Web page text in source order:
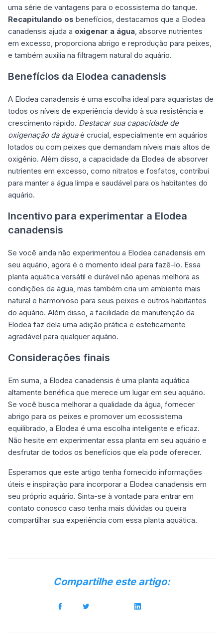
uma série de vantagens para o ecossistema do tanque.
Recapitulando os benefícios, destacamos que a Elodea
canadensis ajuda a oxigenar a água, absorve nutrientes
em excesso, proporciona abrigo e reprodução para peixes,
e também auxilia na filtragem natural do aquário.
Benefícios da Elodea canadensis
A Elodea canadensis é uma escolha ideal para aquaristas de
todos os níveis de experiência devido à sua resistência e
crescimento rápido. Destacar sua capacidade de
oxigenação da águaé crucial, especialmente em aquários
lotados ou com peixes que demandam níveis mais altos de
oxigênio. Além disso, a capacidade da Elodea de absorver
nutrientes em excesso, como nitratos e fosfatos, contribui
para manter a água limpa e saudável para os habitantes do
aquário.
Incentivo para experimentar a Elodea
canadensis
Se você ainda não experimentou a Elodea canadensis em
seu aquário, agora é o momento ideal para fazê-lo. Essa
planta aquática versátil e durável não apenas melhora as
condições da água, mas também cria um ambiente mais
natural e harmonioso para seus peixes e outros habitantes
do aquário. Além disso, a facilidade de manutenção da
Elodea faz dela uma adição prática e esteticamente
agradável para qualquer aquário.
Considerações finais
Em suma, a Elodea canadensis é uma planta aquática
altamente benéfica que merece um lugar em seu aquário.
Se você busca melhorar a qualidade da água, fornecer
abrigo para os peixes e promover um ecossistema
equilibrado, a Elodea é uma escolha inteligente e eficaz.
Não hesite em experimentar essa planta em seu aquário e
desfrutar de todos os benefícios que ela pode oferecer.
Esperamos que este artigo tenha fornecido informações
úteis e inspiração para incorporar a Elodea canadensis em
seu próprio aquário. Sinta-se à vontade para entrar em
contato conosco caso tenha mais dúvidas ou queira
compartilhar sua experiência com essa planta aquática.
Compartilhe este artigo: